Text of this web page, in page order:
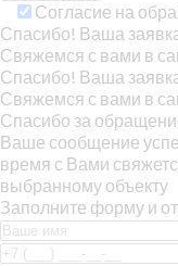
Согласие на
Спасибо! Ваша
Свяжемся с вами в
Спасибо! Ваша
Свяжемся с вами в
Спасибо за
Ваше сообщение
время с Вами
выбранному объекту
Заполните форму и